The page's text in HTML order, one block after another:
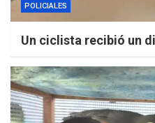
POLICIALES
Un ciclista recibió un